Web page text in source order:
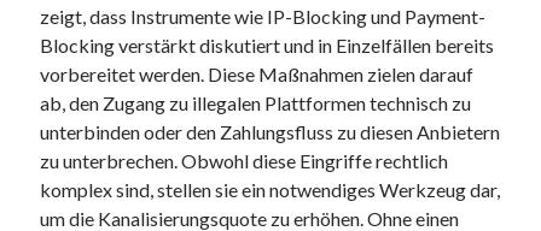
zeigt, dass Instrumente wie IP-Blocking und Payment-
Blocking verstärkt diskutiert und in Einzelfällen bereits
vorbereitet werden. Diese Maßnahmen zielen darauf
ab, den Zugang zu illegalen Plattformen technisch zu
unterbinden oder den Zahlungsfluss zu diesen Anbietern
zu unterbrechen. Obwohl diese Eingriffe rechtlich
komplex sind, stellen sie ein notwendiges Werkzeug dar,
um die Kanalisierungsquote zu erhöhen. Ohne einen